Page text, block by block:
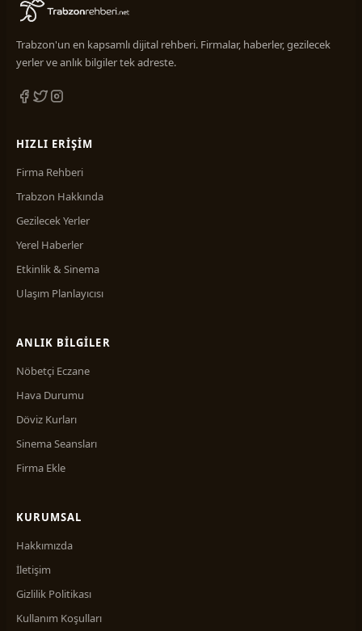
Trabzon'un en kapsamlı dijital rehberi. Firmalar, haberler, gezilecek
yerler ve anlık bilgiler tek adreste.
HIZLI ERIŞIM
Firma Rehberi
Trabzon Hakkında
Gezilecek Yerler
Yerel Haberler
Etkinlik & Sinema
Ulaşım Planlayıcısı
ANLIK BILGILER
Nöbetçi Eczane
Hava Durumu
Döviz Kurları
Sinema Seansları
Firma Ekle
KURUMSAL
Hakkımızda
İletişim
Gizlilik Politikası
Kullanım Koşulları